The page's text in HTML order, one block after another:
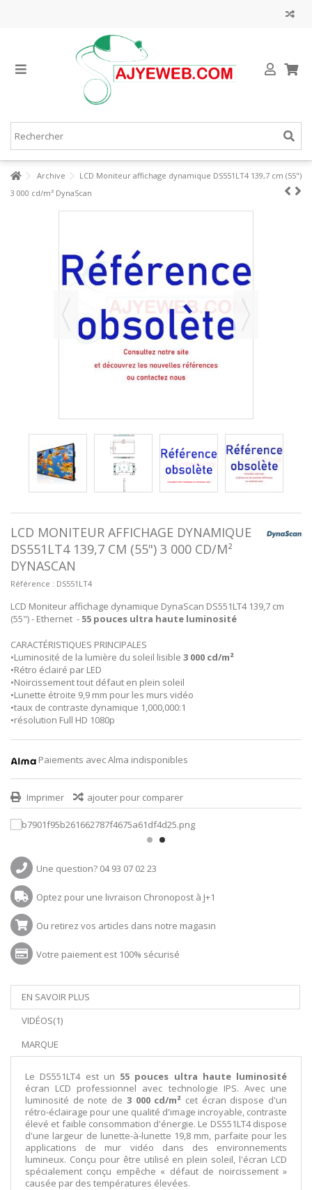
Archive
LCD Moniteur affichage dynamique DS551LT4 139,7 cm (55")
3 000 cd/m² DynaScan
LCD MONITEUR AFFICHAGE DYNAMIQUE
DS551LT4 139,7 CM (55") 3 000 CD/M²
DYNASCAN
Référence : DS551LT4
LCD Moniteur affichage dynamique DynaScan DS551LT4 139,7 cm
(55") - Ethernet - 55 pouces ultra haute luminosité
CARACTÉRISTIQUES PRINCIPALES
•Luminosité de la lumière du soleil lisible 3 000 cd/m²
•Rétro éclairé par LED
•Noircissement tout défaut en plein soleil
•Lunette étroite 9,9 mm pour les murs vidéo
•taux de contraste dynamique 1,000,000:1
•résolution Full HD 1080p
Paiements avec Alma indisponibles
Imprimer ajouter pour comparer
Une question? 04 93 07 02 23
Optez pour une livraison Chronopost à J+1
Ou retirez vos articles dans notre magasin
Votre paiement est 100% sécurisé
EN SAVOIR PLUS
VIDÉOS(1)
MARQUE
Le DS551LT4 est un 55 pouces ultra haute luminosité
écran LCD professionnel avec technologie IPS. Avec une
luminosité de note de 3 000 cd/m² cet écran dispose d'un
rétro-éclairage pour une qualité d'image incroyable, contraste
élevé et faible consommation d'énergie. Le DS551LT4 dispose
d'une largeur de lunette-à-lunette 19,8 mm, parfaite pour les
applications de mur vidéo dans des environnements
lumineux. Conçu pour être utilisé en plein soleil, l'écran LCD
spécialement conçu empêche « défaut de noircissement »
causée par des températures élevées.